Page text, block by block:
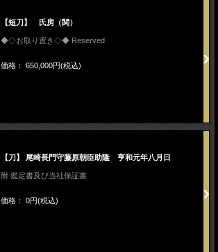
【短刀】 氏房（関）
◆◇お取り置き◇◆ Reserved
価格： 650,000円(税込)
【刀】 尾崎長門守藤原朝臣助隆 亨和元年八月日
附 鑑定書及び当社保証書
価格： 0円(税込)